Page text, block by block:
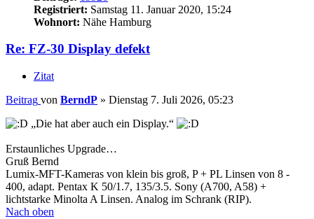
Registriert: Samstag 11. Januar 2020, 15:24
Wohnort: Nähe Hamburg
Re: FZ-30 Display defekt
Zitat
Beitrag von BerndP » Dienstag 7. Juli 2026, 05:23
„Die hat aber auch ein Display.“
Erstaunliches Upgrade…
Gruß Bernd
Lumix-MFT-Kameras von klein bis groß, P + PL Linsen von 8 -
400, adapt. Pentax K 50/1.7, 135/3.5. Sony (A700, A58) +
lichtstarke Minolta A Linsen. Analog im Schrank (RIP).
Nach oben